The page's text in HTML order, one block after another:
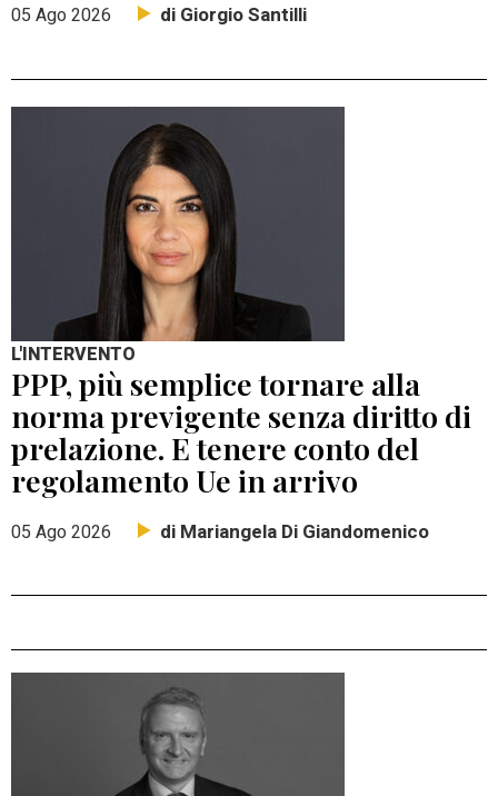
05 Ago 2026 di Giorgio Santilli
L'INTERVENTO
PPP, più semplice tornare alla
norma previgente senza diritto di
prelazione. E tenere conto del
regolamento Ue in arrivo
05 Ago 2026 di Mariangela Di Giandomenico